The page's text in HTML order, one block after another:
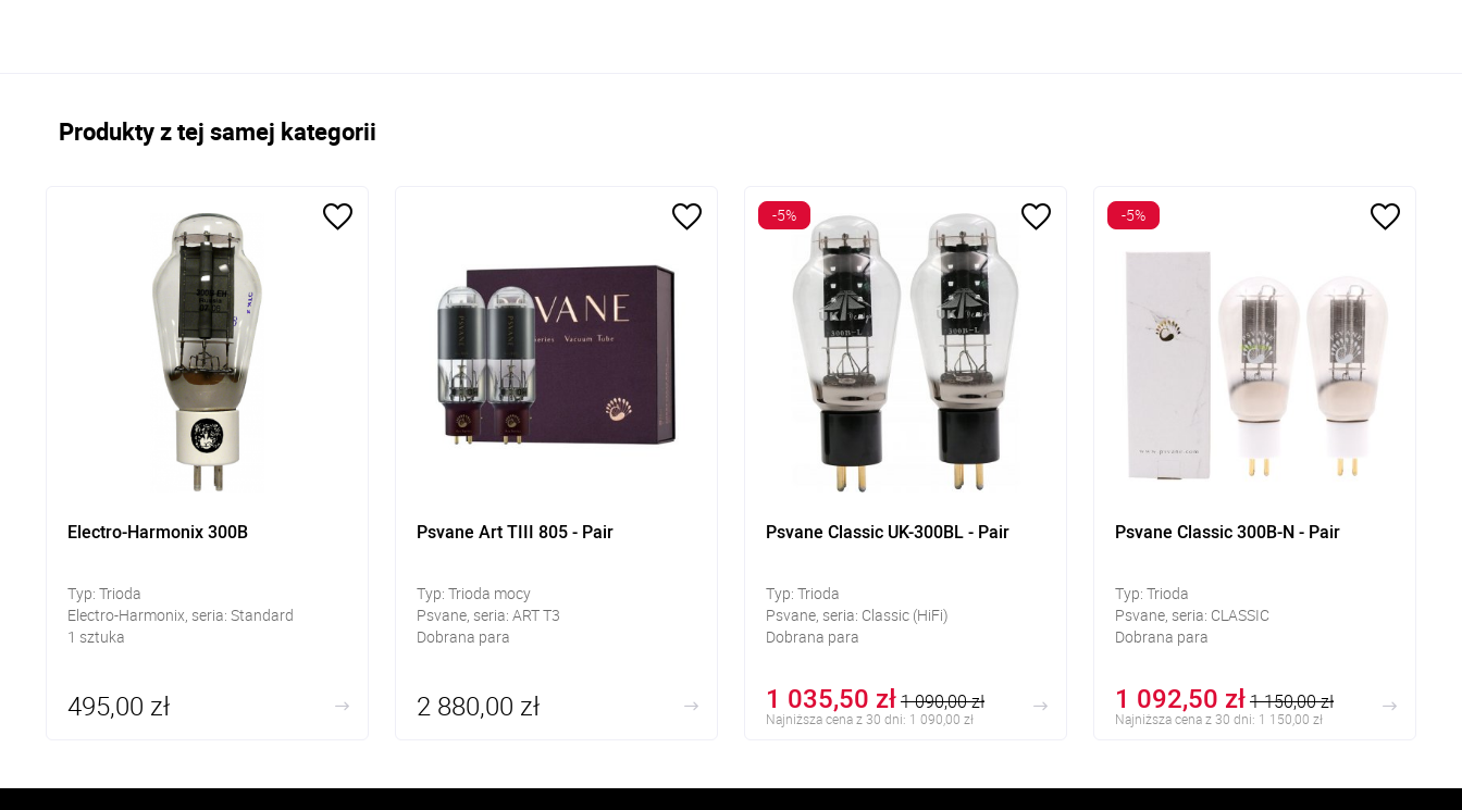
Produkty z tej samej kategorii
Electro-Harmonix 300B
Typ: Trioda
Electro-Harmonix, seria: Standard
1 sztuka
495,00 zł
Psvane Art TIII 805 - Pair
Typ: Trioda mocy
Psvane, seria: ART T3
Dobrana para
2 880,00 zł
Psvane Classic UK-300BL - Pair
Typ: Trioda
Psvane, seria: Classic (HiFi)
Dobrana para
1 035,50 zł1 090,00 zł
Najniższa cena z 30 dni: 1 090,00 zł
-5%
Psvane Classic 300B-N - Pair
Typ: Trioda
Psvane, seria: CLASSIC
Dobrana para
1 092,50 zł1 150,00 zł
Najniższa cena z 30 dni: 1 150,00 zł
-5%